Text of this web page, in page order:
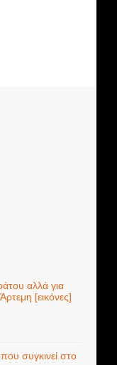
αλλά για
[εικόνες]
συγκινεί στο